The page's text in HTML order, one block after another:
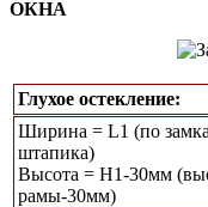
ОКНА
Глухое остекление:
Ширина = L1 (по
штапика)
Высота = Н1-30мм
рамы-30мм)